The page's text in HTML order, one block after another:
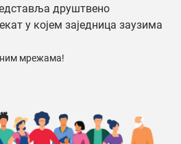
друштвено
у којем заједница заузима
мрежама!